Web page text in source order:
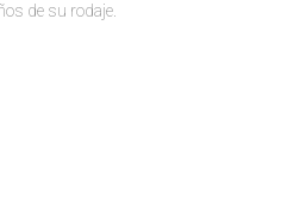
de su rodaje.